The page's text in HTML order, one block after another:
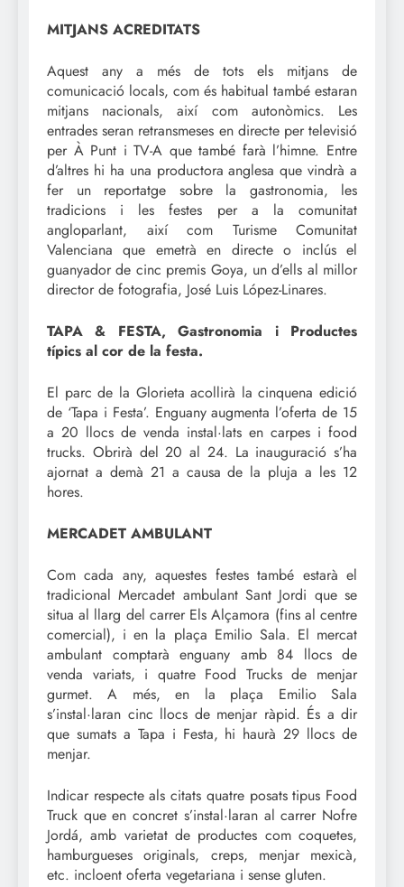
MITJANS ACREDITATS
Aquest any a més de tots els mitjans de
comunicació locals, com és habitual també estaran
mitjans nacionals, així com autonòmics. Les
entrades seran retransmeses en directe per televisió
per À Punt i TV-A que també farà l’himne. Entre
d’altres hi ha una productora anglesa que vindrà a
fer un reportatge sobre la gastronomia, les
tradicions i les festes per a la comunitat
angloparlant, així com Turisme Comunitat
Valenciana que emetrà en directe o inclús el
guanyador de cinc premis Goya, un d’ells al millor
director de fotografia, José Luis López-Linares.
TAPA & FESTA, Gastronomia i Productes
típics al cor de la festa.
El parc de la Glorieta acollirà la cinquena edició
de ‘Tapa i Festa’. Enguany augmenta l’oferta de 15
a 20 llocs de venda instal·lats en carpes i food
trucks. Obrirà del 20 al 24. La inauguració s’ha
ajornat a demà 21 a causa de la pluja a les 12
hores.
MERCADET AMBULANT
Com cada any, aquestes festes també estarà el
tradicional Mercadet ambulant Sant Jordi que se
situa al llarg del carrer Els Alçamora (fins al centre
comercial), i en la plaça Emilio Sala. El mercat
ambulant comptarà enguany amb 84 llocs de
venda variats, i quatre Food Trucks de menjar
gurmet. A més, en la plaça Emilio Sala
s’instal·laran cinc llocs de menjar ràpid. És a dir
que sumats a Tapa i Festa, hi haurà 29 llocs de
menjar.
Indicar respecte als citats quatre posats tipus Food
Truck que en concret s’instal·laran al carrer Nofre
Jordá, amb varietat de productes com coquetes,
hamburgueses originals, creps, menjar mexicà,
etc. incloent oferta vegetariana i sense gluten.